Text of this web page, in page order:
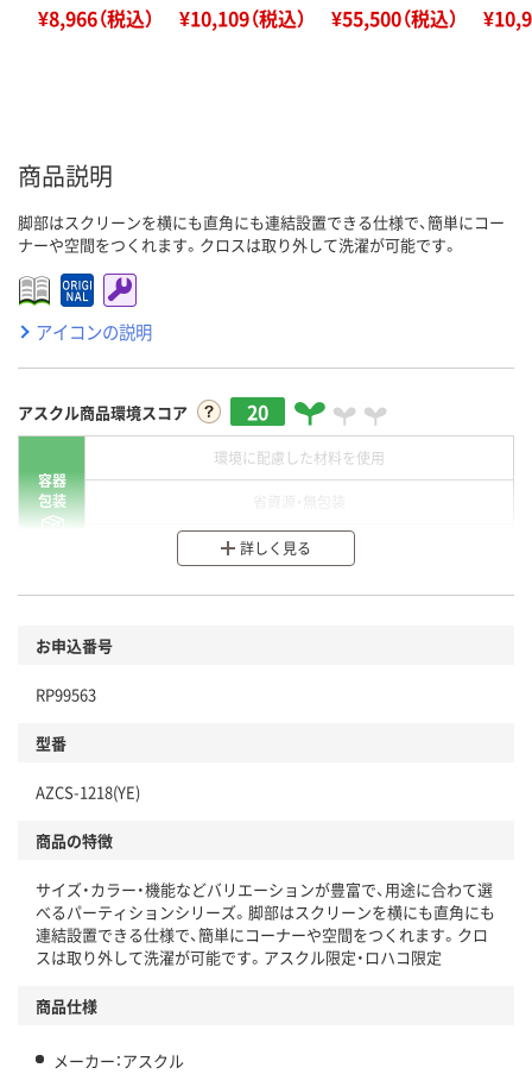
¥8,966（税込） ¥10,109（税込） ¥55,500（税込）
商品説明
脚部はスクリーンを横にも直角にも連結設置できる仕様で、簡単にコー
ナーや空間をつくれます。クロスは取り外して洗濯が可能です。
アイコンの説明
アスクル商品環境スコア 20
容器
包装
環境に配慮した材料を使用
分別・リサイクルしやすい設計
本体
仕組
この商品の環境配慮ポイントです。下記商品詳細「
アスクル商品環境スコア詳細／加点項目
」で確認できます。
詳しく見る
お申込番号
RP99563
型番
AZCS-1218(YE)
商品の特徴
サイズ・カラー・機能などバリエーションが豊富で、用途に合わて選
べるパーティションシリーズ。脚部はスクリーンを横にも直角にも
連結設置できる仕様で、簡単にコーナーや空間をつくれます。クロ
スは取り外して洗濯が可能です。アスクル限定・ロハコ限定
商品仕様
メーカー：アスクル